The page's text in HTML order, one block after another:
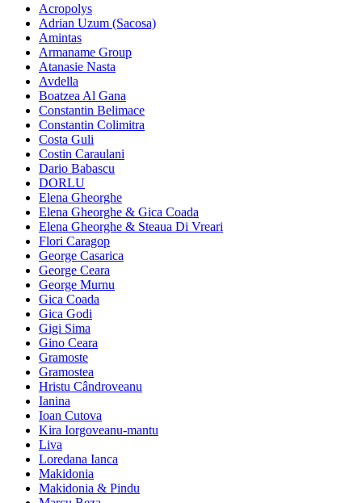
Acropolys
Adrian Uzum (Sacosa)
Amintas
Armaname Group
Atanasie Nasta
Avdella
Boatzea Al Gana
Constantin Belimace
Constantin Colimitra
Costa Guli
Costin Caraulani
Dario Babascu
DORLU
Elena Gheorghe
Elena Gheorghe & Gica Coada
Elena Gheorghe & Steaua Di Vreari
Flori Caragop
George Casarica
George Ceara
George Murnu
Gica Coada
Gica Godi
Gigi Sima
Gino Ceara
Gramoste
Gramostea
Hristu Cândroveanu
Ianina
Ioan Cutova
Kira Iorgoveanu-mantu
Liva
Loredana Ianca
Makidonia
Makidonia & Pindu